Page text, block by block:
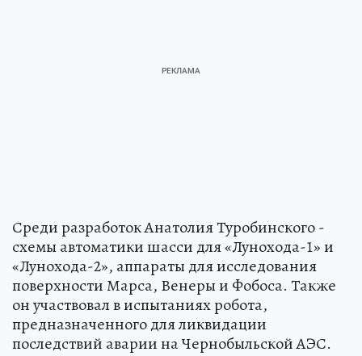
Среди разработок Анатолия Туробинского -
схемы автоматики шасси для «Лунохода-1» и
«Лунохода-2», аппараты для исследования
поверхности Марса, Венеры и Фобоса. Также
он участвовал в испытаниях робота,
предназначенного для ликвидации
последствий аварии на Чернобыльской АЭС.